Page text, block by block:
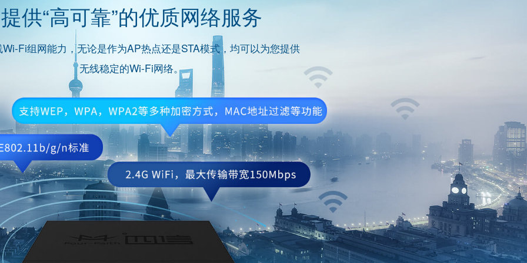
提供“高可靠”的优质网络服务
Fi组网能力，无论是作为AP热点还是STA模式，均可以为您提供
无线稳定的Wi-Fi网络。